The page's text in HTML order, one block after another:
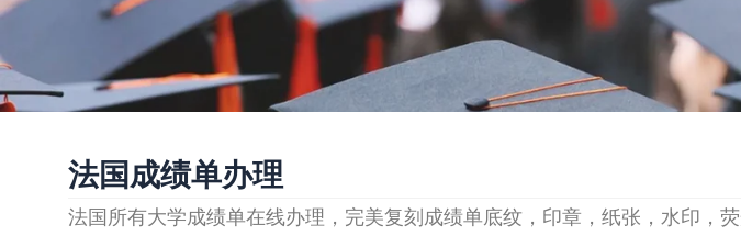
法国成绩单办理
法国所有大学成绩单在线办理，完美复刻成绩单底纹，印章，纸张，水印，